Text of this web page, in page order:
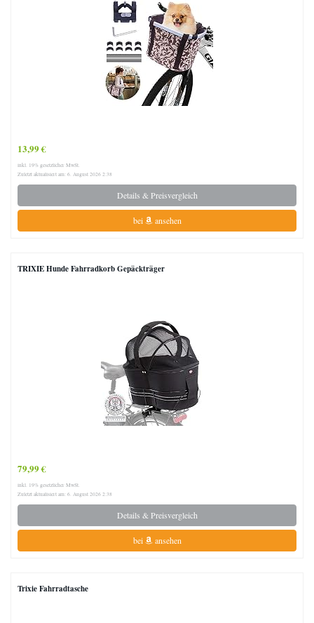
13,99 €
inkl. 19% gesetzlicher MwSt.
Zuletzt aktualisiert am: 6. August 2026 2:38
Details & Preisvergleich
bei ansehen
TRIXIE Hunde Fahrradkorb Gepäckträger
79,99 €
inkl. 19% gesetzlicher MwSt.
Zuletzt aktualisiert am: 6. August 2026 2:38
Details & Preisvergleich
bei ansehen
Trixie Fahrradtasche